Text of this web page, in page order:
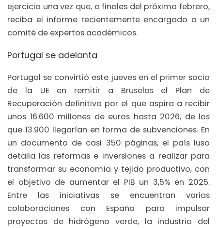
ejercicio una vez que, a finales del próximo febrero,
reciba el informe recientemente encargado a un
comité de expertos académicos.
Portugal se adelanta
Portugal se convirtió este jueves en el primer socio
de la UE en remitir a Bruselas el Plan de
Recuperación definitivo por el que aspira a recibir
unos 16.600 millones de euros hasta 2026, de los
que 13.900 llegarían en forma de subvenciones. En
un documento de casi 350 páginas, el país luso
detalla las reformas e inversiones a realizar para
transformar su economía y tejido productivo, con
el objetivo de aumentar el PIB un 3,5% en 2025.
Entre las iniciativas se encuentran varias
colaboraciones con España para impulsar
proyectos de hidrógeno verde, la industria del